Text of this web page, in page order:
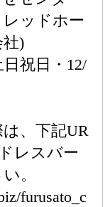
ッドホー
)
祝日・12/
、下記UR
レスバー
。
furusato_c